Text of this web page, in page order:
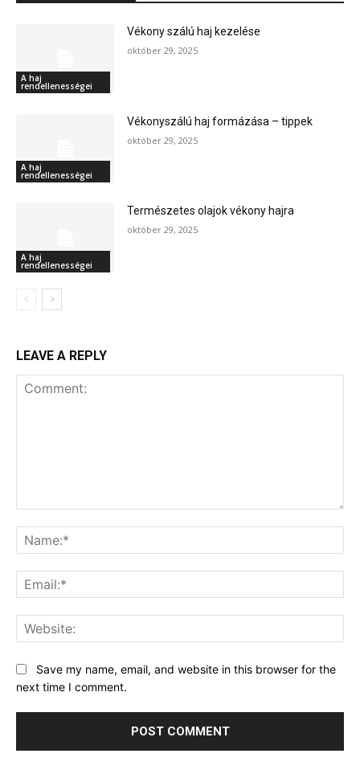
A haj
rendellenességei
Vékony szálú haj kezelése
október 29, 2025
A haj
rendellenességei
Vékonyszálú haj formázása – tippek
október 29, 2025
A haj
rendellenességei
Természetes olajok vékony hajra
október 29, 2025
LEAVE A REPLY
Save my name, email, and website in this browser for the
next time I comment.